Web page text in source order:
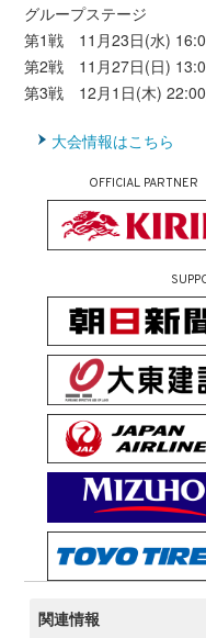
グループステージ
第1戦 11月23日(水)
第2戦 11月27日(日)
第3戦 12月1日(木)
大会情報はこちら
OFFICIAL PARTNER
関連情報